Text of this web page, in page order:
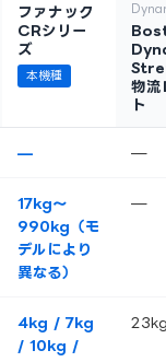
ファナック
CRシリー
ズ
本機種
物流
ト
— —
17kg〜
990kg（モ
デルにより
異なる）
—
4kg / 7kg
/ 10kg /
23kg